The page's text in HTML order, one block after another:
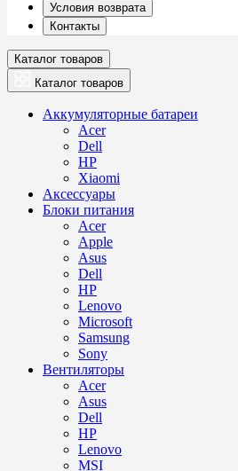
Условия возврата
Контакты
Каталог товаров
Каталог товаров
Аккумуляторные батареи
Acer
Dell
HP
Xiaomi
Аксессуары
Блоки питания
Acer
Apple
Asus
Dell
HP
Lenovo
Microsoft
Samsung
Sony
Вентиляторы
Acer
Asus
Dell
HP
Lenovo
MSI